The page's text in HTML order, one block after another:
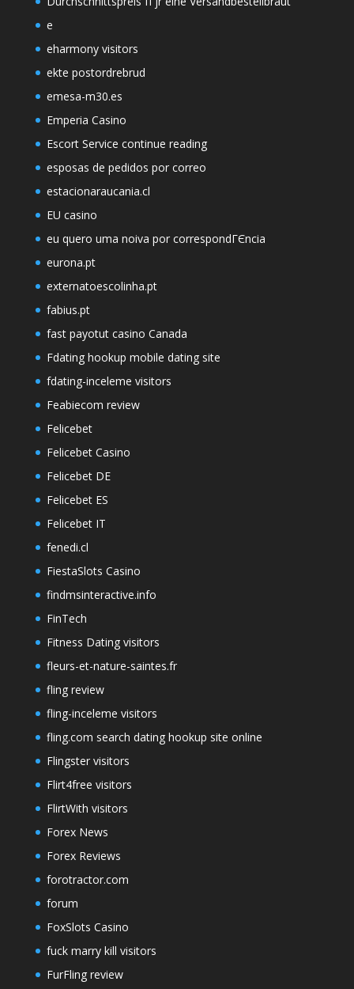
e
eharmony visitors
ekte postordrebrud
emesa-m30.es
Emperia Casino
Escort Service continue reading
esposas de pedidos por correo
estacionaraucania.cl
EU casino
eu quero uma noiva por correspondГЄncia
eurona.pt
externatoescolinha.pt
fabius.pt
fast payotut casino Canada
Fdating hookup mobile dating site
fdating-inceleme visitors
Feabiecom review
Felicebet
Felicebet Casino
Felicebet DE
Felicebet ES
Felicebet IT
fenedi.cl
FiestaSlots Casino
findmsinteractive.info
FinTech
Fitness Dating visitors
fleurs-et-nature-saintes.fr
fling review
fling-inceleme visitors
fling.com search dating hookup site online
Flingster visitors
Flirt4free visitors
FlirtWith visitors
Forex News
Forex Reviews
forotractor.com
forum
FoxSlots Casino
fuck marry kill visitors
FurFling review